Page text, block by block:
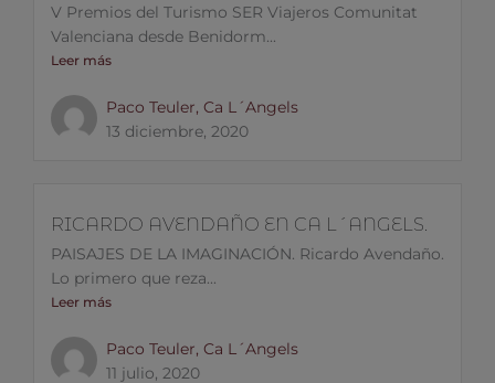
V Premios del Turismo SER Viajeros Comunitat
Valenciana desde Benidorm...
Leer más
Paco Teuler, Ca L´Angels
13 diciembre, 2020
RICARDO AVENDAÑO EN CA L´ANGELS.
PAISAJES DE LA IMAGINACIÓN. Ricardo Avendaño.
Lo primero que reza...
Leer más
Paco Teuler, Ca L´Angels
11 julio, 2020